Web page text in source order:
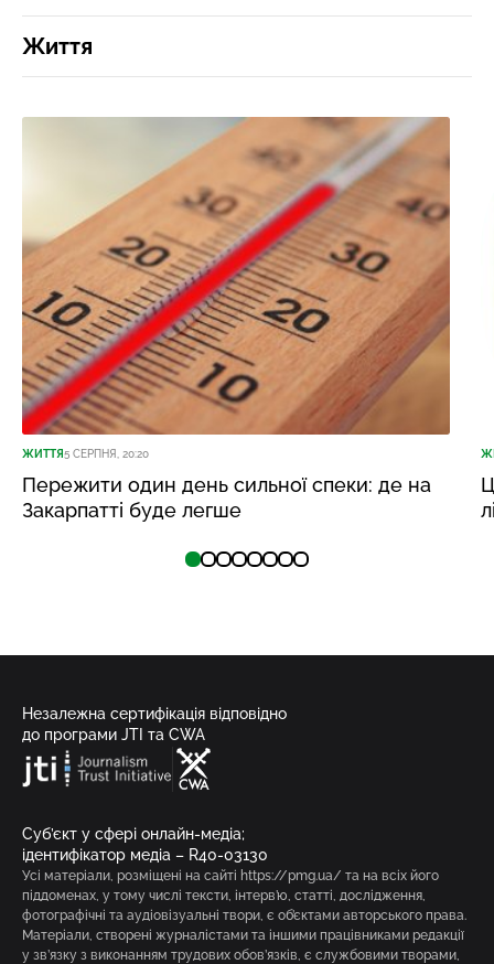
Життя
ЖИТТЯ5 СЕРПНЯ, 20:20
Пережити один день сильної спеки: де на
Закарпатті буде легше
Незалежна сертифікація відповідно
до програми JTI та CWA
Суб’єкт у сфері онлайн-медіа;
ідентифікатор медіа – R40-03130
Усі матеріали, розміщені на сайті https://pmg.ua/ та на всіх його
піддоменах, у тому числі тексти, інтерв’ю, статті, дослідження,
фотографічні та аудіовізуальні твори, є об’єктами авторського права.
Матеріали, створені журналістами та іншими працівниками редакції
у зв’язку з виконанням трудових обов’язків, є службовими творами,